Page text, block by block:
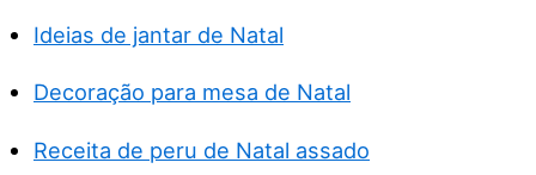
Ideias de jantar de Natal
Decoração para mesa de Natal
Receita de peru de Natal assado